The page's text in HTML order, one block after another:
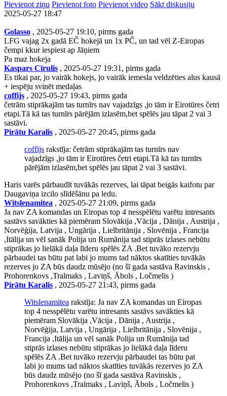
Pievienot ziņu Pievienot foto Pievienot video Sākt diskusiju
2025-05-27 18:47
Golasso , 2025-05-27 19:10, pirms gada
LFG vajag 2x gadā EČ hokejā un 1x PČ, un tad vēl Z-Eiropas
čempi kkur iespiest ap Jāņiem
Pa maz hokeja
Kaspars Cīrulis , 2025-05-27 19:31, pirms gada
Es tikai par, jo vairāk hokejs, jo vairāk iemesla veldzēties alus kausā
+ iespēju svinēt medaļas
coffijs , 2025-05-27 19:43, pirms gada
četrām stiprākajām tas turnīrs nav vajadzīgs ,jo tām ir Eirotūres četri
etapi.Tā kā tas turnīrs pārējām izlasēm,bet spēlēs jau tāpat 2 vai 3
sastāvi.
Pirātu Karalis , 2025-05-27 20:45, pirms gada
coffijs rakstīja: četrām stiprākajām tas turnīrs nav
vajadzīgs ,jo tām ir Eirotūres četri etapi.Tā kā tas turnīrs
pārējām izlasēm,bet spēlēs jau tāpat 2 vai 3 sastāvi.
Haris varēs pārbaudīt tuvākās rezerves, lai tāpat beigās kaifotu par
Daugaviņa izcilo slīdēšānu pa ledu.
Witslenamitea , 2025-05-27 21:09, pirms gada
Ja nav ZA komandas un Eiropas top 4 nesspēlētu varētu intresants
sastāvs savākties kā piemēram Slovākija ,Vācija , Dānija , Austrija ,
Norvēģija, Latvija , Ungārija , Lielbritānija , Slovēnija , Francija
,Itālija un vēl sanāk Polija un Rumānija tad stiprās izlases nebūtu
stiprākas jo lielākā daļa līderu spēlēs ZA .Bet tuvāko rezervju
pārbaudei tas būtu pat labi jo mums tad nāktos skatīties tuvākās
rezerves jo ZA būs daudz mūsējo (no šī gada sastāva Ravinskis ,
Prohorenkovs ,Tralmaks , Laviņš, Ābols , Ločmelis )
Pirātu Karalis , 2025-05-27 21:43, pirms gada
Witslenamitea rakstīja: Ja nav ZA komandas un Eiropas
top 4 nesspēlētu varētu intresants sastāvs savākties kā
piemēram Slovākija ,Vācija , Dānija , Austrija ,
Norvēģija, Latvija , Ungārija , Lielbritānija , Slovēnija ,
Francija ,Itālija un vēl sanāk Polija un Rumānija tad
stiprās izlases nebūtu stiprākas jo lielākā daļa līderu
spēlēs ZA .Bet tuvāko rezervju pārbaudei tas būtu pat
labi jo mums tad nāktos skatīties tuvākās rezerves jo ZA
būs daudz mūsējo (no šī gada sastāva Ravinskis ,
Prohorenkovs ,Tralmaks , Laviņš, Ābols , Ločmelis )